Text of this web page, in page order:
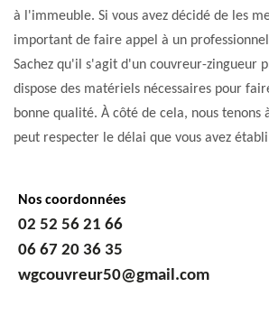
à l'immeuble. Si vous avez décidé de les
important de faire appel à un
Sachez qu'il s'agit d'un couvreur-zingueur
dispose des matériels nécessaires pour
bonne qualité. À côté de cela, nous tenons
peut respecter le délai que vous avez
Nos coordonnées
02 52 56 21 66
06 67 20 36 35
wgcouvreur50@gmail.com